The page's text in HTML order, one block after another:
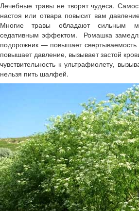
Лечебные травы не творят чудеса.
настоя или отвара повысит вам
Многие травы обладают сильным
седативным эффектом. Ромашка
подорожник — повышает
повышает давление, вызывает застой
чувствительность к ультрафиолету,
нельзя пить шалфей.